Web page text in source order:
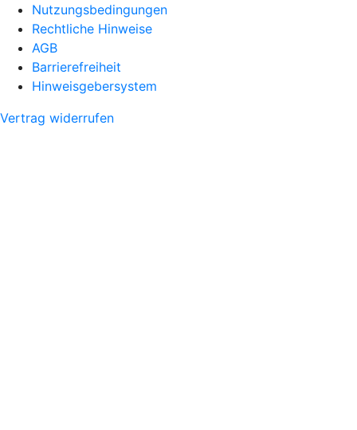
Nutzungsbedingungen
Rechtliche Hinweise
AGB
Barrierefreiheit
Hinweisgebersystem
Vertrag widerrufen